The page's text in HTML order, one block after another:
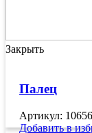
Закрыть
Палец
Артикул:
Добавить в